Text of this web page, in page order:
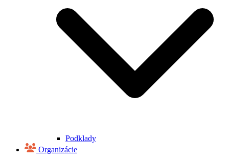
Podklady
Organizácie